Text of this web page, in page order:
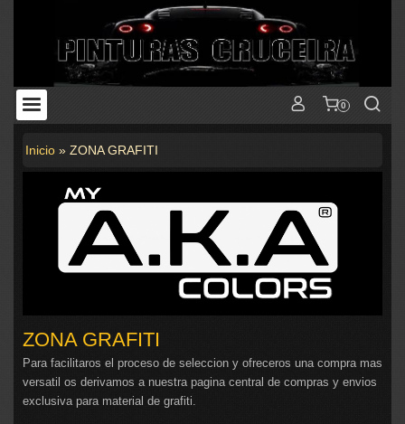
0
Inicio » ZONA GRAFITI
ZONA GRAFITI
Para facilitaros el proceso de seleccion y ofreceros una compra mas
versatil os derivamos a nuestra pagina central de compras y envios
exclusiva para material de grafiti.